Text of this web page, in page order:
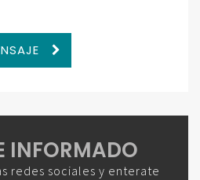
INFORMADO
redes sociales y enterate